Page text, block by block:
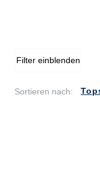
Filter einblenden
Sortieren nach: